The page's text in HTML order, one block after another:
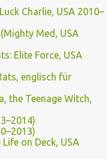
Charlie, USA 2010–
Med, USA
Elite Force, USA
englisch für
the Teenage Witch,
on Deck, USA